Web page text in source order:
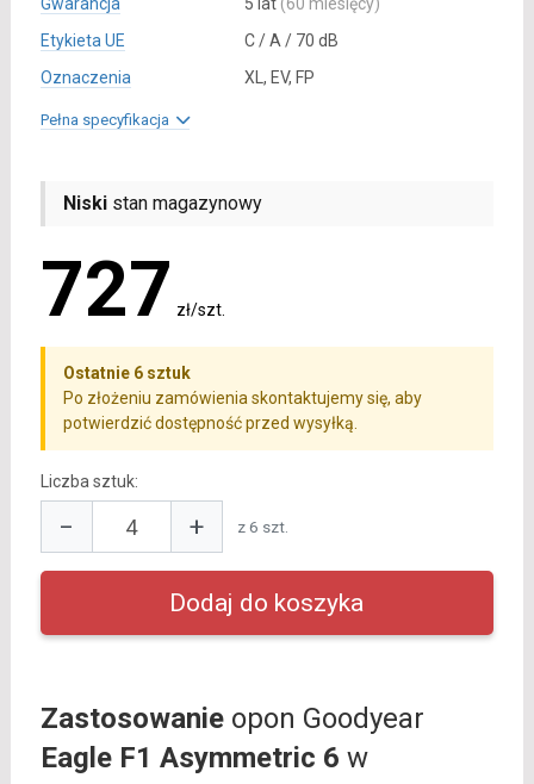
Etykieta UE
C / A / 70 dB
Oznaczenia
XL, EV, FP
Pełna specyfikacja
Niskistan magazynowy
727 zł/szt.
Ostatnie 6 sztuk
Po złożeniu zamówienia skontaktujemy się, aby
potwierdzić dostępność przed wysyłką.
Liczba sztuk:
− + z 6 szt.
Zastosowanieopon Goodyear
Eagle F1 Asymmetric 6 w